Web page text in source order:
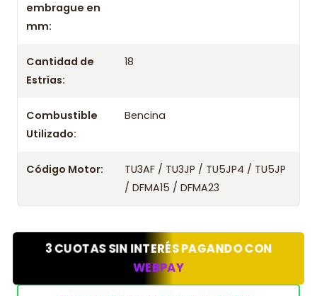
embrague en
mm:
Cantidad de
Estrías:
18
Combustible
Utilizado:
Bencina
Código Motor:
TU3AF / TU3JP / TU5JP4 / TU5JP
/ DFMA15 / DFMA23
3 CUOTAS SIN INTERÉS PAGANDO CON
WEBPAY